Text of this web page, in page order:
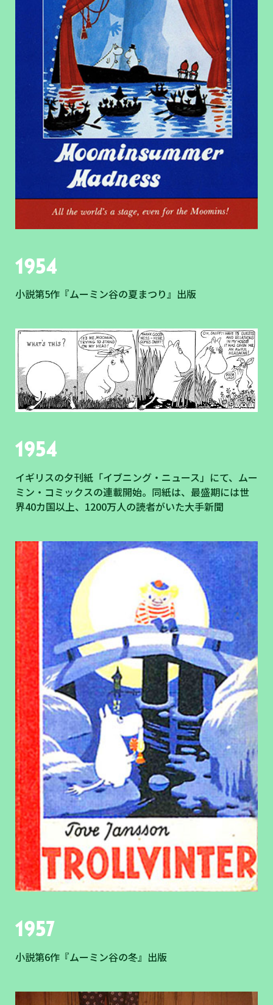
1954
小説第5作『ムーミン谷の夏まつり』出版
1954
イギリスの夕刊紙「イブニング・ニュース」にて、ムー
ミン・コミックスの連載開始。同紙は、最盛期には世
界40カ国以上、1200万人の読者がいた大手新聞
1957
小説第6作『ムーミン谷の冬』出版